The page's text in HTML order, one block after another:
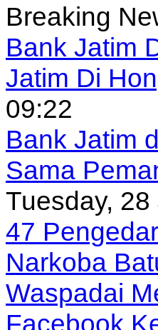
Breaking
Bank Jatim
Jatim Di
09:22
Bank Jatim
Sama
Tuesday,
47
Narkoba
Waspadai
Facebook